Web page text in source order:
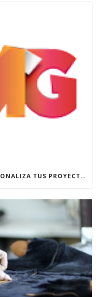
IMPRESIÓN EN VINILO: PERSONALIZA TUS PROYECTOS CON CALIDAD PROFESIONAL